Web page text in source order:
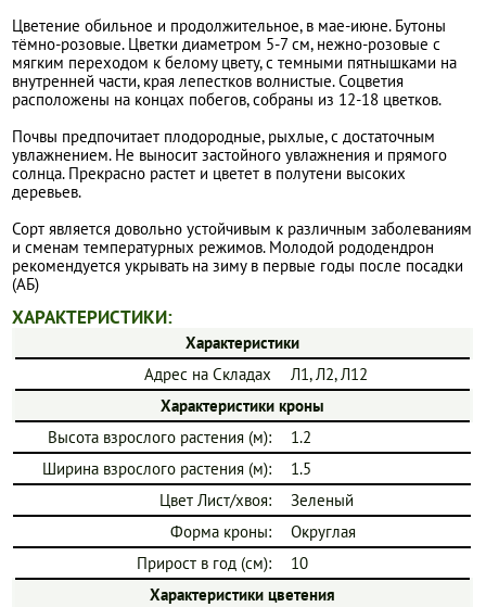
Цветение обильное и продолжительное, в мае-июне. Бутоны
тёмно-розовые. Цветки диаметром 5-7 см, нежно-розовые с
мягким переходом к белому цвету, с темными пятнышками на
внутренней части, края лепестков волнистые. Соцветия
расположены на концах побегов, собраны из 12-18 цветков.
Почвы предпочитает плодородные, рыхлые, с достаточным
увлажнением. Не выносит застойного увлажнения и прямого
солнца. Прекрасно растет и цветет в полутени высоких
деревьев.
Сорт является довольно устойчивым к различным заболеваниям
и сменам температурных режимов. Молодой рододендрон
рекомендуется укрывать на зиму в первые годы после посадки
(АБ)
ХАРАКТЕРИСТИКИ:
Характеристики
Адрес на Складах
Л1, Л2, Л12
Характеристики кроны
Высота взрослого растения (м):
1.2
Ширина взрослого растения (м):
1.5
Цвет Лист/хвоя:
Зеленый
Форма кроны:
Округлая
Прирост в год (см):
10
Характеристики цветения